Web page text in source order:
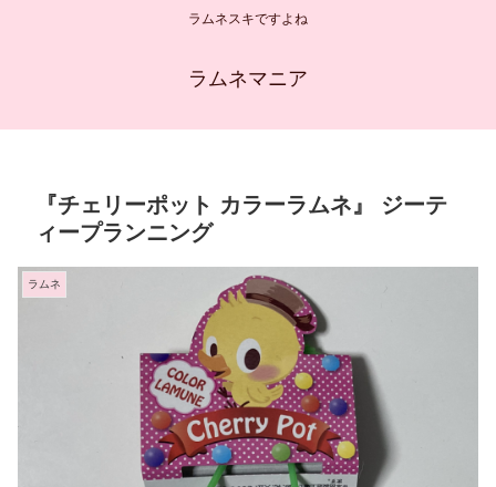
ラムネスキですよね
ラムネマニア
『チェリーポット カラーラムネ』 ジーテ
ィープランニング
ラムネ